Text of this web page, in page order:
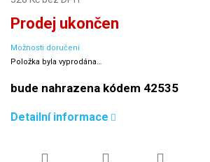
Měrná
cena:
Prodej ukončen
Možnosti doručení
Položka byla vyprodána…
bude nahrazena kódem 42535
Detailní informace